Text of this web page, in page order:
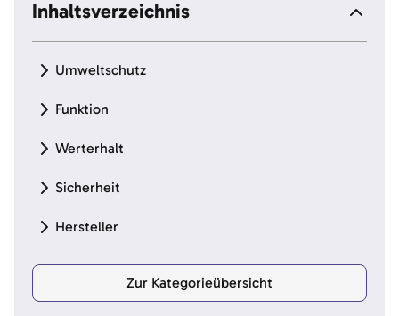
Inhaltsverzeichnis
Umweltschutz
Funktion
Werterhalt
Sicherheit
Hersteller
Zur Kategorieübersicht